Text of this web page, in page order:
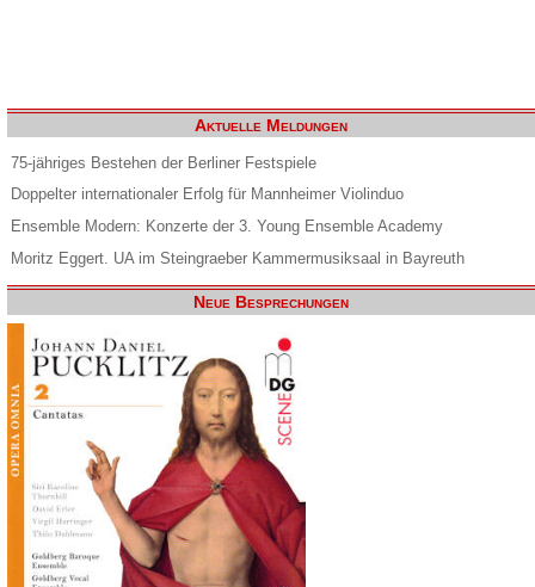
Aktuelle Meldungen
75-jähriges Bestehen der Berliner Festspiele
Doppelter internationaler Erfolg für Mannheimer Violinduo
Ensemble Modern: Konzerte der 3. Young Ensemble Academy
Moritz Eggert. UA im Steingraeber Kammermusiksaal in Bayreuth
Neue Besprechungen